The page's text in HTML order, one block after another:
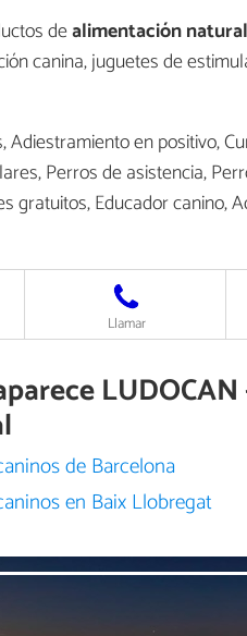
dealimentación
canina, juguetes de
en positivo,
Perros de asistencia,
gratuitos, Educador canino,
Llamar
de Barcelona
en Baix Llobregat